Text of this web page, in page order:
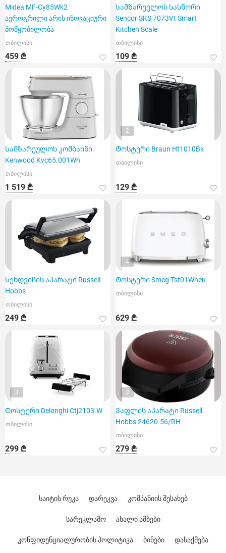
Midea MF-Cy85Wk2
აეროგრილი არის ინოვაციური
მოწყობილობა
თბილისი
459 ₾
Სამზარეულოს სასწორი
Sencor SKS 7073Vt Smart
Kitchen Scale
თბილისი
109 ₾
Სამზარეულოს კომბაინი
Kenwood Kvc65.001Wh
თბილისი
1 519 ₾
2
Ტოსტერი Braun Ht1010Bk
თბილისი
129 ₾
Სენდვიჩის აპარატი Russell
Hobbs
თბილისი
249 ₾
4
Ტოსტერი Smeg Tsf01Wheu
თბილისი
629 ₾
3
Ტოსტერი Delonghi Ctj2103.W
თბილისი
299 ₾
3
Ვაფლის აპარატი Russell
Hobbs 24620-56/RH
თბილისი
279 ₾
საიტის რუკა დარეკვა კომპანიის შესახებ
სარეკლამო ახალი ამბები
კონფიდენციალურობის პოლიტიკა ბინები დასაქმება